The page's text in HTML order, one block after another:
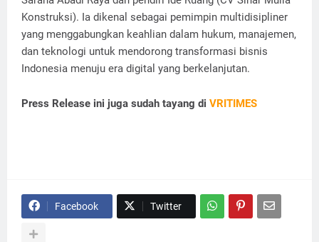
Konstruksi). Ia dikenal sebagai pemimpin multidisipliner
yang menggabungkan keahlian dalam hukum, manajemen,
dan teknologi untuk mendorong transformasi bisnis
Indonesia menuju era digital yang berkelanjutan.
Press Release ini juga sudah tayang di VRITIMES
Facebook Twitter